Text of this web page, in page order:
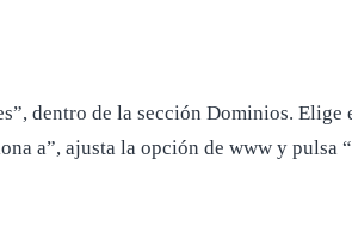
dentro de la sección Dominios.
a”, ajusta la opción de www y pulsa